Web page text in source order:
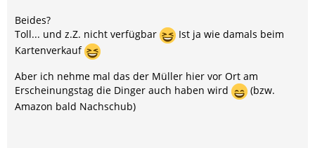
Beides?
Toll... und z.Z. nicht verfügbar
Ist ja wie damals beim
Kartenverkauf
Aber ich nehme mal das der Müller hier vor Ort am
Erscheinungstag die Dinger auch haben wird
(bzw.
Amazon bald Nachschub)